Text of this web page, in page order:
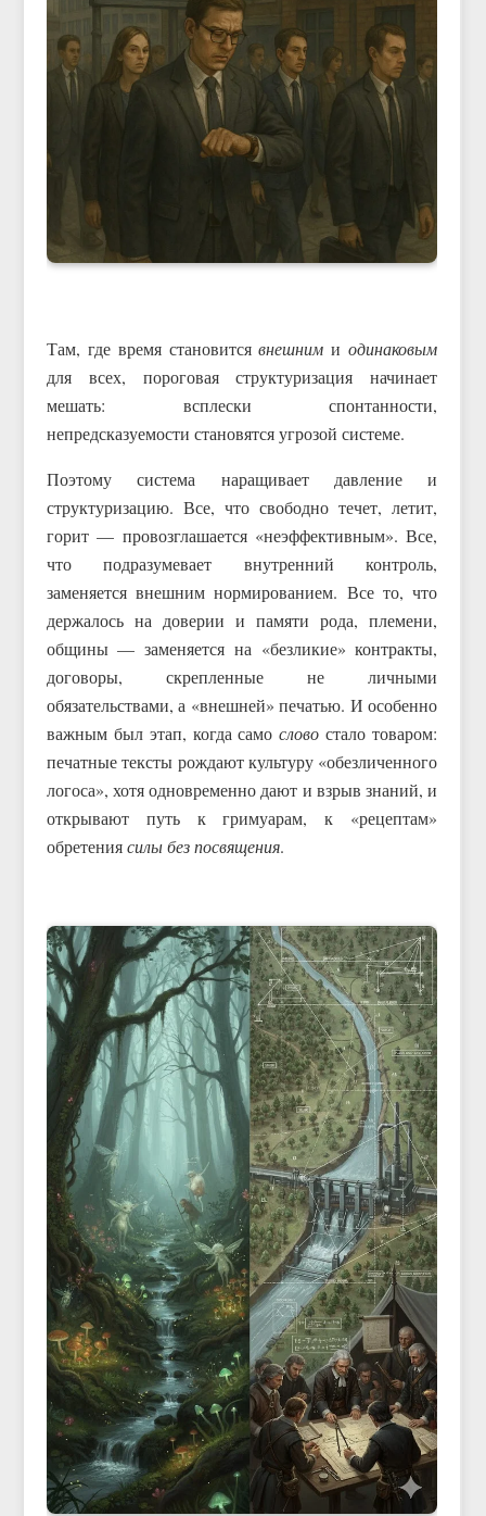
Там, где время становитсявнешним иодинаковым
для всех, пороговая структуризация начинает
мешать: всплески спонтанности,
непредсказуемости становятся угрозой системе.
Поэтому система наращивает давление и
структуризацию. Все, что свободно течет, летит,
горит — провозглашается «неэффективным». Все,
что подразумевает внутренний контроль,
заменяется внешним нормированием. Все то, что
держалось на доверии и памяти рода, племени,
общины — заменяется на «безликие» контракты,
договоры, скрепленные не личными
обязательствами, а «внешней» печатью. И особенно
важным был этап, когда самослово стало товаром:
печатные тексты рождают культуру «обезличенного
логоса», хотя одновременно дают и взрыв знаний, и
открывают путь к гримуарам, к «рецептам»
обретениясилы без посвящения.